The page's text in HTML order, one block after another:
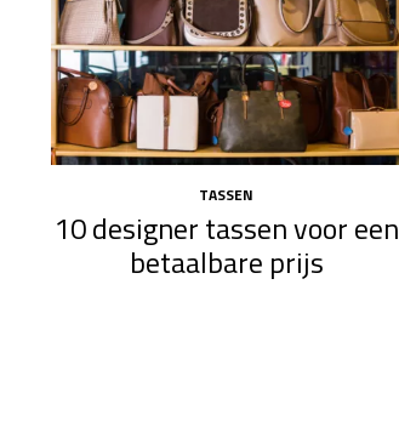
TASSEN
10 designer tassen voor een
betaalbare prijs